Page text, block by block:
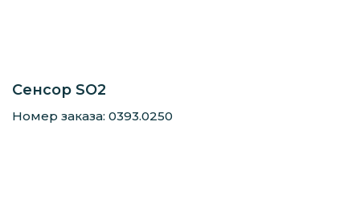
Сенсор SO2
Номер заказа: 0393.0250